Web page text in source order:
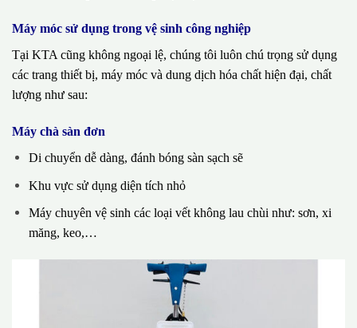
Máy móc sử dụng trong vệ sinh công nghiệp
Tại KTA cũng không ngoại lệ, chúng tôi luôn chú trọng sử dụng
các trang thiết bị, máy móc và dung dịch hóa chất hiện đại, chất
lượng như sau:
Máy chà sàn đơn
Di chuyển dễ dàng, đánh bóng sàn sạch sẽ
Khu vực sử dụng diện tích nhỏ
Máy chuyên vệ sinh các loại vết không lau chùi như: sơn, xi
măng, keo,…